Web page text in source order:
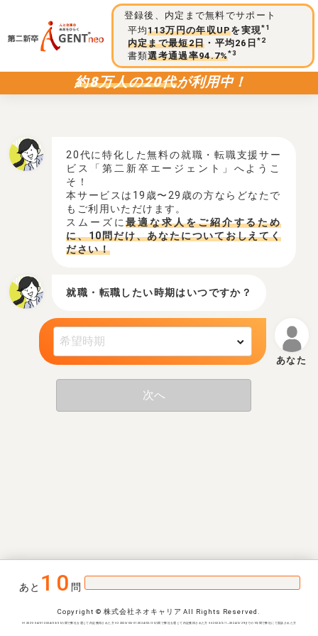
登録後、内定まで無料でサポート
平均113万円の年収UPを実現*1
内定まで最短2日 ・平均26日*2
書類選考通過率94.7%*3
約8万人の20代が利用中！
20代に特化した無料の就職・転職支援サー
ビス「第二新卒エージェント」へようこ
そ！
本サービスは19歳〜29歳の方ならどなたで
もご利用いただけます。
スムーズに最適な求人をご紹介するため
に、10問だけ、あなたについておしえてく
ださい！
就職・転職したい時期はいつですか？
次へ
あと 10 問
Copyright © 株式会社ネオキャリア All Rights Reserved.
※1 2021/04/01-2024/03/31の間で弊社を通じて内定獲得された方 ※2 2023/03/01-2024/02/31の間で弊社を通じて内定獲得された方 ※3 2023/3/1~2024/2/29までの1年間で弊社にて面談された方